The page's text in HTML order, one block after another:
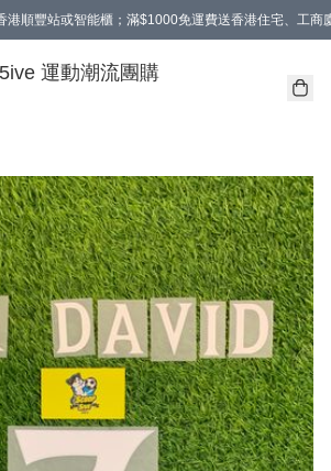
港順豐站或智能櫃；滿$1000免運費送香港住宅、工商
運動潮流團購